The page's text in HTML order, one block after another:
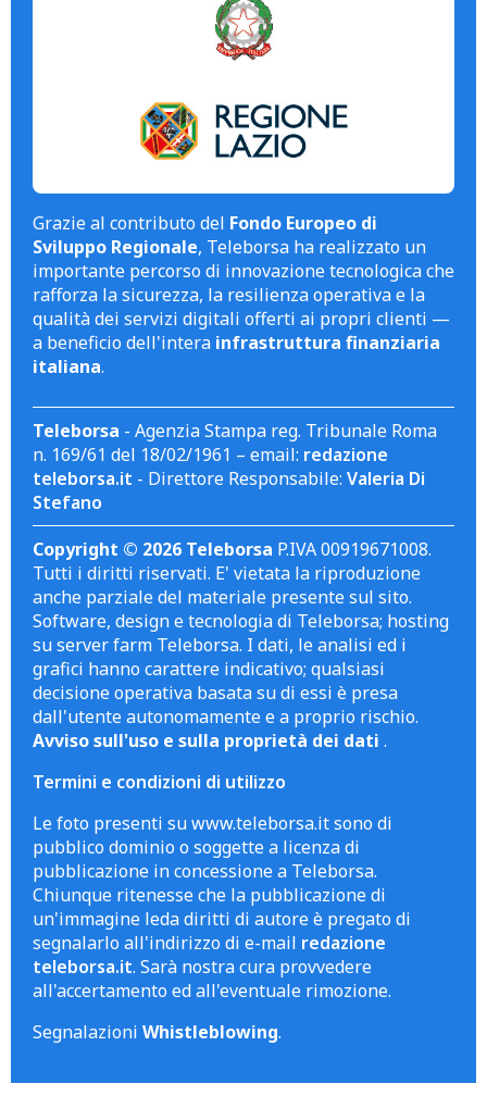
Grazie al contributo del Fondo Europeo di
Sviluppo Regionale, Teleborsa ha realizzato un
importante percorso di innovazione tecnologica che
rafforza la sicurezza, la resilienza operativa e la
qualità dei servizi digitali offerti ai propri clienti —
a beneficio dell'intera infrastruttura finanziaria
italiana.
Teleborsa - Agenzia Stampa reg. Tribunale Roma
n. 169/61 del 18/02/1961 – email: redazione
teleborsa.it - Direttore Responsabile: Valeria Di
Stefano
Copyright © 2026 Teleborsa P.IVA 00919671008.
Tutti i diritti riservati. E' vietata la riproduzione
anche parziale del materiale presente sul sito.
Software, design e tecnologia di Teleborsa; hosting
su server farm Teleborsa. I dati, le analisi ed i
grafici hanno carattere indicativo; qualsiasi
decisione operativa basata su di essi è presa
dall'utente autonomamente e a proprio rischio.
Avviso sull'uso e sulla proprietà dei dati .
Termini e condizioni di utilizzo
Le foto presenti su www.teleborsa.it sono di
pubblico dominio o soggette a licenza di
pubblicazione in concessione a Teleborsa.
Chiunque ritenesse che la pubblicazione di
un'immagine leda diritti di autore è pregato di
segnalarlo all'indirizzo di e-mail redazione
teleborsa.it. Sarà nostra cura provvedere
all'accertamento ed all'eventuale rimozione.
Segnalazioni Whistleblowing.